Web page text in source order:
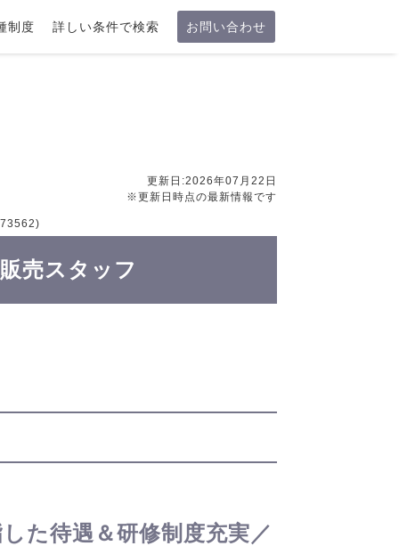
制度 詳しい条件で検索 お問い合わせ
更新日:2026年07月22日
※更新日時点の最新情報です
売スタッフ
た待遇＆研修制度充実／